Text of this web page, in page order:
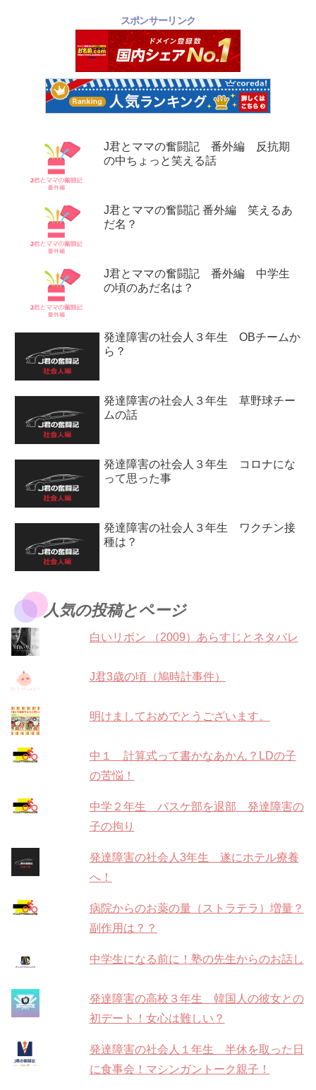
スポンサーリンク
J君とママの奮闘記 番外編 反抗期
の中ちょっと笑える話
J君とママの奮闘記 番外編 笑えるあ
だ名？
J君とママの奮闘記 番外編 中学生
の頃のあだ名は？
発達障害の社会人３年生 OBチームか
ら？
発達障害の社会人３年生 草野球チー
ムの話
発達障害の社会人３年生 コロナにな
って思った事
発達障害の社会人３年生 ワクチン接
種は？
人気の投稿とページ
白いリボン （2009）あらすじとネタバレ
J君3歳の頃（鳩時計事件）
明けましておめでとうございます。
中１ 計算式って書かなあかん？LDの子
の苦悩！
中学２年生 バスケ部を退部 発達障害の
子の拘り
発達障害の社会人3年生 遂にホテル療養
へ！
病院からのお薬の量（ストラテラ）増量？
副作用は？？
中学生になる前に！塾の先生からのお話し
発達障害の高校３年生 韓国人の彼女との
初デート！女心は難しい？
発達障害の社会人１年生 半休を取った日
に食事会！マシンガントーク親子！